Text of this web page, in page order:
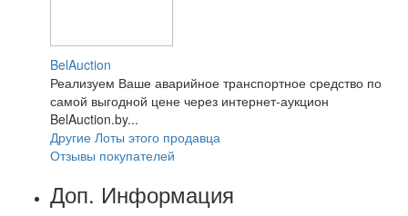
BelAuction
Реализуем Ваше аварийное транспортное средство по
самой выгодной цене через интернет-аукцион
BelAuction.by...
Другие Лоты этого продавца
Отзывы покупателей
Доп. Информация